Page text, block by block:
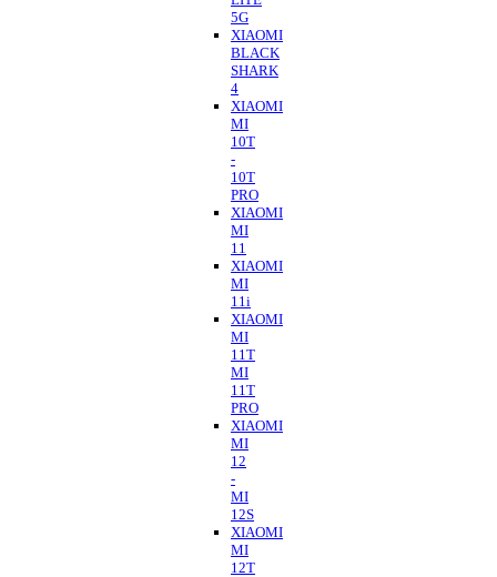
5G
XIAOMI
BLACK
SHARK
4
XIAOMI
MI
10T
-
10T
PRO
XIAOMI
MI
11
XIAOMI
MI
11i
XIAOMI
MI
11T
MI
11T
PRO
XIAOMI
MI
12
-
MI
12S
XIAOMI
MI
12T